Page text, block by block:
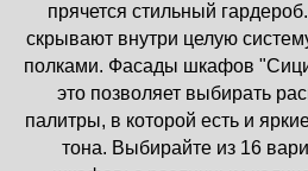
прячется стильный
скрывают внутри целую
полками. Фасады шкафов
это позволяет выбирать
палитры, в которой есть и
тона. Выбирайте из 16